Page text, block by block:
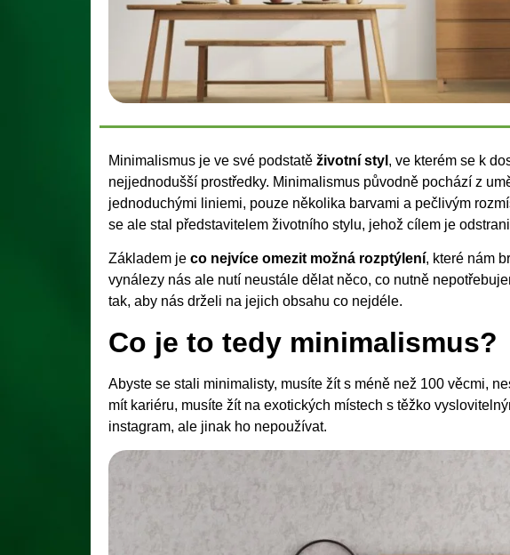
Minimalismus je ve své podstatě životní styl , ve kterém se k
nejjednodušší prostředky. Minimalismus původně pochází z
jednoduchými liniemi, pouze několika barvami a pečlivým
se ale stal představitelem životního stylu, jehož cílem je
Základem je co nejvíce omezit možná rozptýlení, které nám
vynálezy nás ale nutí neustále dělat něco, co nutně
tak, aby nás drželi na jejich obsahu co nejdéle.
Co je to tedy minimalismus?
Abyste se stali minimalisty, musíte žít s méně než 100 věcmi,
mít kariéru, musíte žít na exotických místech s těžko
instagram, ale jinak ho nepoužívat.